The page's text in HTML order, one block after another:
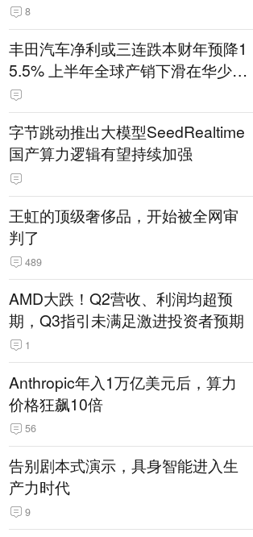
8
丰田汽车净利或三连跌本财年预降1
5.5% 上半年全球产销下滑在华少卖
14.3万辆
字节跳动推出大模型SeedRealtime
国产算力逻辑有望持续加强
王虹的顶级奢侈品，开始被全网审
判了
489
AMD大跌！Q2营收、利润均超预
期，Q3指引未满足激进投资者预期
1
Anthropic年入1万亿美元后，算力
价格狂飙10倍
56
告别剧本式演示，具身智能进入生
产力时代
9